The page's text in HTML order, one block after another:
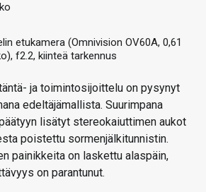
etukamera (Omnivision OV60A, 0,61
f2.2, kiinteä tarkennus
ja toimintosijoittelu on pysynyt
edeltäjämallista. Suurimpana
lisätyt stereokaiuttimen aukot
poistettu sormenjälkitunnistin.
painikkeita on laskettu alaspäin,
on parantunut.